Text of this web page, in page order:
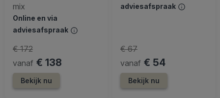
mix
Online en via
adviesafspraak
vanaf € 138
€ 172
Bekijk nu
adviesafspraak
vanaf € 54
€ 67
Bekijk nu